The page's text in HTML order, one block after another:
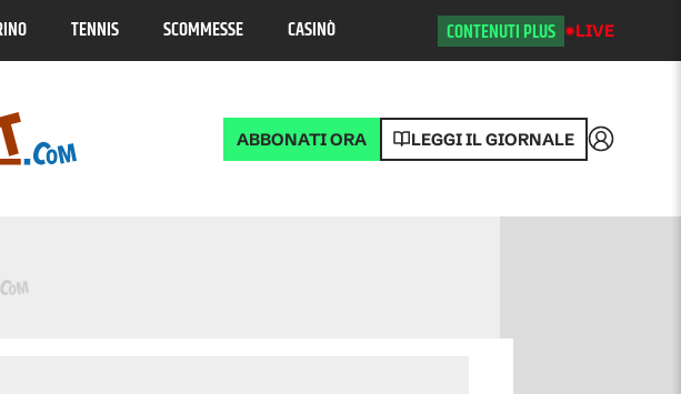
TENNIS SCOMMESSE CASINÒ CONTENUTI PLUS LIVE
ABBONATI ORA LEGGI IL GIORNALE Accedi